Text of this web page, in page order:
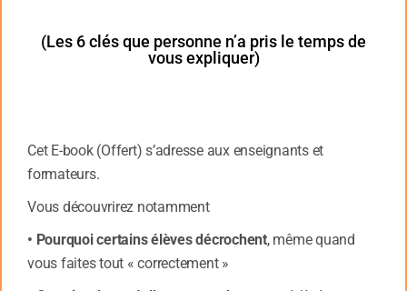
.
Sylvain Delouvée –Maître de conférences en
Rennes 2, il est rédacteur en chef de la revue Les
Psychologie Sociale et directeur de publication du site
(Les 6 clés que personne n’a pris le temps de
vous expliquer)
Cet E-book (Offert) s’adresse aux enseignants et
formateurs.
Vous découvrirez notamment
• Pourquoi certains élèves décrochent, même quand
vous faites tout « correctement »